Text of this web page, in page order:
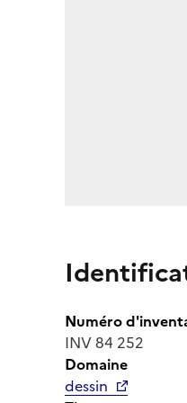
Numéro
INV 84 252
Domaine
dessin